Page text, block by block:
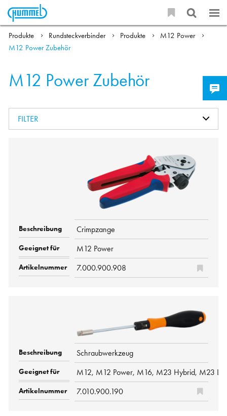
Produkte Rundsteckverbinder Produkte
M12 Power
M12 Power Zubehör
M12 Power Zubehör
FILTER
Crimpzange
M12 Power
7.000.900.908
Schraubwerkzeug
M12, M12 Power, M16, M23 Hybrid, M23
7.010.900.190